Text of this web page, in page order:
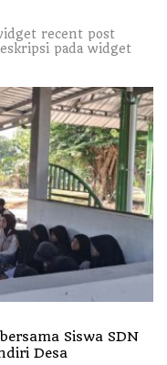
recent post
pada widget
Siswa SDN
Desa